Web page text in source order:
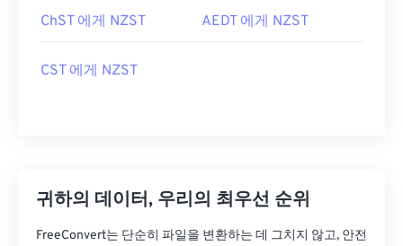
ChST 에게 NZST AEDT 에게 NZST
CST 에게 NZST
귀하의 데이터, 우리의 최우선 순위
FreeConvert는 단순히 파일을 변환하는 데 그치지 않고, 안전